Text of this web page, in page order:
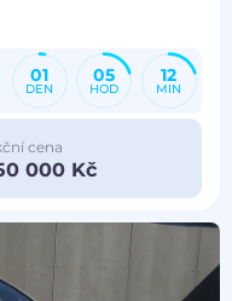
01
DEN
05
HOD
12
MIN
cena
000 Kč